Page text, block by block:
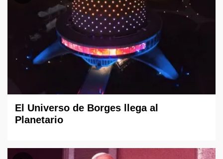
El Universo de Borges llega al
Planetario